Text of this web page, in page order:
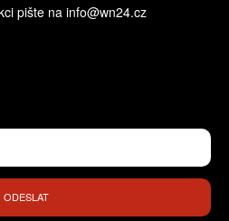
pište na info@wn24.cz
ODESLAT